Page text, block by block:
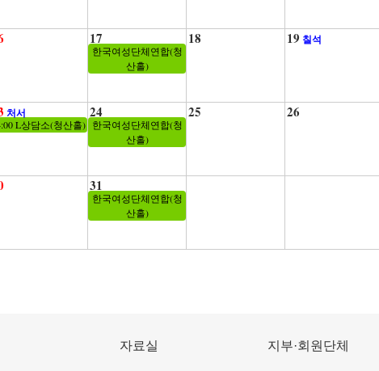
17
한국여성단체연합(청
산홀)
18 19 칠석
처서
L상담소(청산홀)
24
한국여성단체연합(청
산홀)
25 26
31
한국여성단체연합(청
산홀)
자료실 지부·회원단체